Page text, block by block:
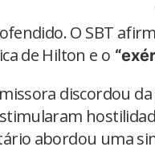
O SBT
de Hilton e o
discordou
abordou uma